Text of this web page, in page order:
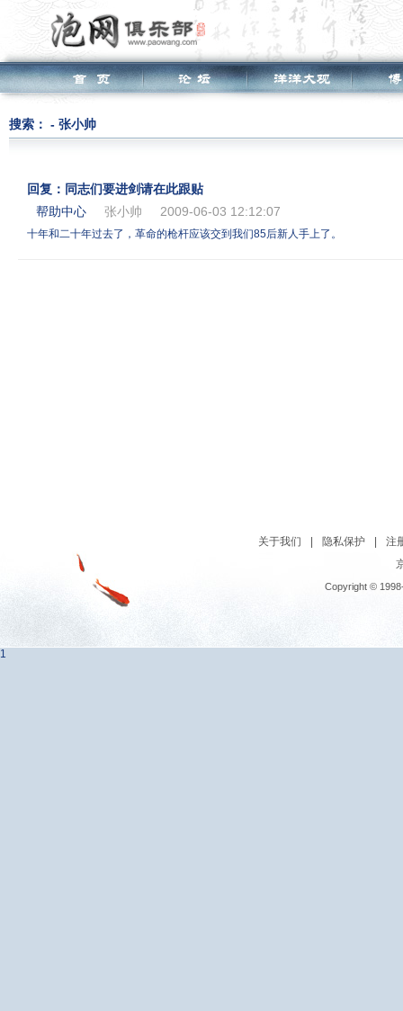
搜索： - 张小帅
回复：同志们要进剑请在此跟贴
帮助中心
张小帅 2009-06-03 12:12:07
十年和二十年过去了，革命的枪杆应该交到我们85后新人手上了。
关于我们 隐私保护
注
Copyright ©
1